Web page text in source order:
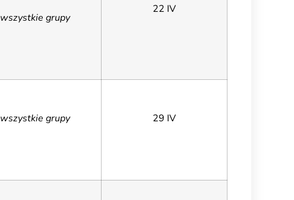
wszystkie grupy
22 IV
wszystkie grupy 29 IV